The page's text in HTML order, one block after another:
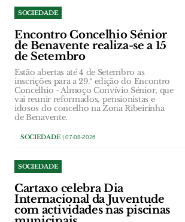
SOCIEDADE
Encontro Concelhio Sénior
de Benavente realiza-se a 15
de Setembro
Estão abertas até 4 de Setembro as
inscrições para a 29.ª edição do Encontro
Concelhio - Almoço Convívio Sénior, que
vai reunir reformados, pensionistas e
idosos do concelho na Zona Ribeirinha
de Benavente.
SOCIEDADE| 07-08-2026
SOCIEDADE
Cartaxo celebra Dia
Internacional da Juventude
com actividades nas piscinas